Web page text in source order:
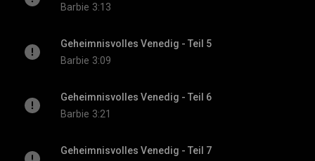
Barbie 3:13
Geheimnisvolles Venedig - Teil 5
Barbie 3:09
Geheimnisvolles Venedig - Teil 6
Barbie 3:21
Geheimnisvolles Venedig - Teil 7